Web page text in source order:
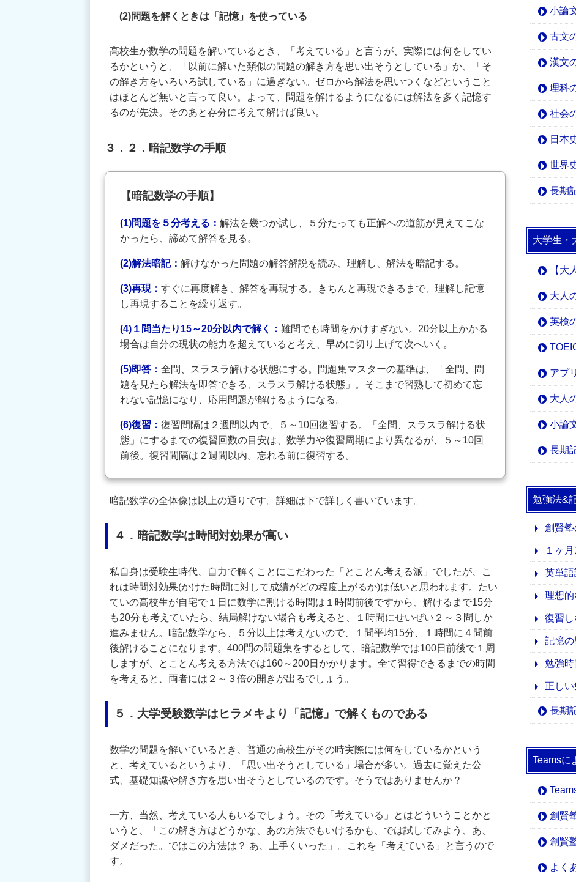
(2)問題を解くときは「記憶」を使っている
高校生が数学の問題を解いているとき、「考えている」と言うが、実際には何をしてい
るかというと、「以前に解いた類似の問題の解き方を思い出そうとしている」か、「そ
の解き方をいろいろ試している」に過ぎない。ゼロから解法を思いつくなどということ
はほとんど無いと言って良い。よって、問題を解けるようになるには解法を多く記憶す
るのが先決。そのあと存分に考えて解けば良い。
３．２．暗記数学の手順
【暗記数学の手順】
(1)問題を５分考える： 解法を幾つか試し、５分たっても正解への道筋が見えてこな
かったら、諦めて解答を見る。
(2)解法暗記： 解けなかった問題の解答解説を読み、理解し、解法を暗記する。
(3)再現： すぐに再度解き、解答を再現する。きちんと再現できるまで、理解し記憶
し再現することを繰り返す。
(4)１問当たり15～20分以内で解く： 難問でも時間をかけすぎない。20分以上かかる
場合は自分の現状の能力を超えていると考え、早めに切り上げて次へいく。
(5)即答： 全問、スラスラ解ける状態にする。問題集マスターの基準は、「全問、問
題を見たら解法を即答できる、スラスラ解ける状態」。そこまで習熟して初めて忘
れない記憶になり、応用問題が解けるようになる。
(6)復習： 復習間隔は２週間以内で、５～10回復習する。「全問、スラスラ解ける状
態」にするまでの復習回数の目安は、数学力や復習周期により異なるが、５～10回
前後。復習間隔は２週間以内。忘れる前に復習する。
暗記数学の全体像は以上の通りです。詳細は下で詳しく書いています。
４．暗記数学は時間対効果が高い
私自身は受験生時代、自力で解くことにこだわった「とことん考える派」でしたが、こ
れは時間対効果(かけた時間に対して成績がどの程度上がるか)は低いと思われます。たい
ていの高校生が自宅で１日に数学に割ける時間は１時間前後ですから、解けるまで15分
も20分も考えていたら、結局解けない場合も考えると、１時間にせいぜい２～３問しか
進みません。暗記数学なら、５分以上は考えないので、１問平均15分、１時間に４問前
後解けることになります。400問の問題集をするとして、暗記数学では100日前後で１周
しますが、とことん考える方法では160～200日かかります。全て習得できるまでの時間
を考えると、両者には２～３倍の開きが出るでしょう。
５．大学受験数学はヒラメキより「記憶」で解くものである
数学の問題を解いているとき、普通の高校生がその時実際には何をしているかという
と、考えているというより、「思い出そうとしている」場合が多い。過去に覚えた公
式、基礎知識や解き方を思い出そうとしているのです。そうではありませんか？
一方、当然、考えている人もいるでしょう。その「考えている」とはどういうことかと
いうと、「この解き方はどうかな、あの方法でもいけるかも、では試してみよう、あ、
ダメだった。ではこの方法は？ あ、上手くいった」。これを「考えている」と言うので
す。
小論
古文
漢文
理科
社会
日本
世界
長期
大学生・
【大
大人
英検
アプ
大人
小論
長期
勉強法&
創賢
１ヶ
英単
理想
復習
記憶の
勉強
正し
長期
Teamsに
創賢
創賢
よく